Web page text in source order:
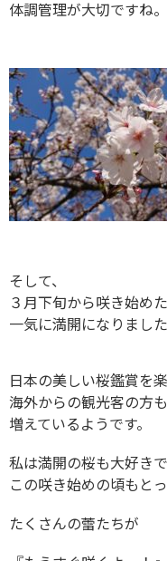
体調管理が大切ですね。
そして、
３月下旬から咲き始めた
一気に満開になりました
日本の美しい桜鑑賞を楽
海外からの観光客の方も
増えているようです。
私は満開の桜も大好きで
この咲き始めの頃もとっ
たくさんの蕾たちが